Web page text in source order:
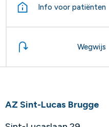
Info voor patiënten
Wegwijs
AZ Sint-Lucas Brugge